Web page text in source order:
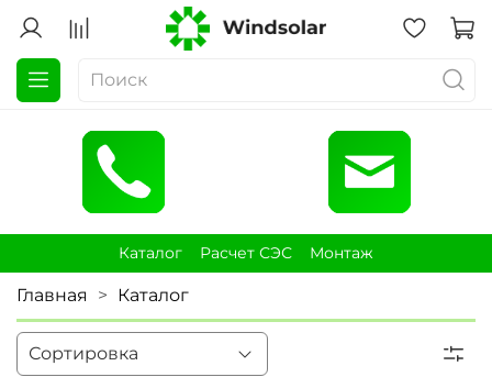
Каталог Расчет СЭС Монтаж
Главная Каталог